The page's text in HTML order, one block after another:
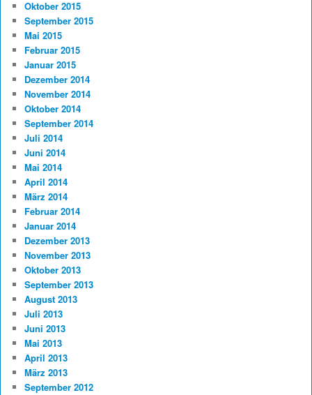
Oktober 2015
September 2015
Mai 2015
Februar 2015
Januar 2015
Dezember 2014
November 2014
Oktober 2014
September 2014
Juli 2014
Juni 2014
Mai 2014
April 2014
März 2014
Februar 2014
Januar 2014
Dezember 2013
November 2013
Oktober 2013
September 2013
August 2013
Juli 2013
Juni 2013
Mai 2013
April 2013
März 2013
September 2012